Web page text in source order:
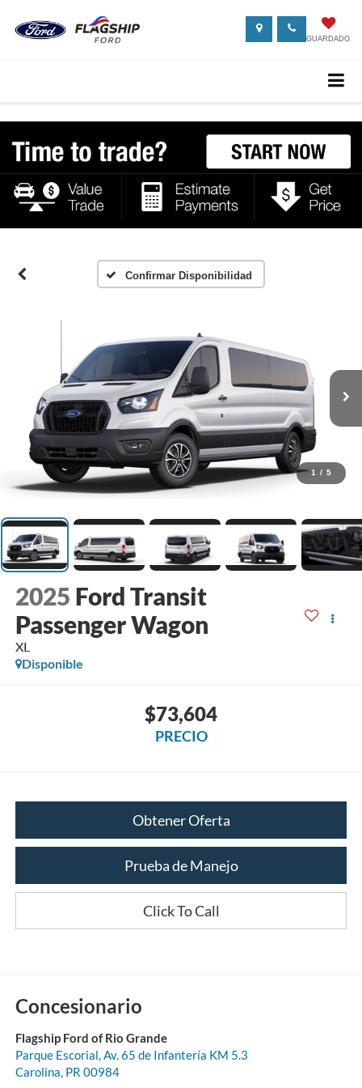
GUARDADO
Confirmar Disponibilidad
1 / 5
2025 Ford Transit
Passenger Wagon
XL
Disponible
$73,604
PRECIO
Obtener Oferta
Prueba de Manejo
Click To Call
Concesionario
Flagship Ford of Rio Grande
Parque Escorial, Av. 65 de Infantería KM 5.3
Carolina, PR 00984